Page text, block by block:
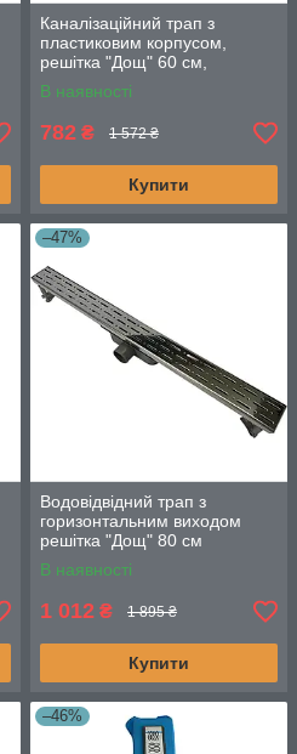
Каналізаційний трап з
пластиковим корпусом,
решітка "Дощ" 60 см,
Душовий канал з
горизонтальним фланцем
В наявності
782 ₴ 1 572 ₴
Купити
–47%
Водовідвідний трап з
горизонтальним виходом
решітка "Дощ" 80 см
В наявності
1 012 ₴ 1 895 ₴
Купити
–46%